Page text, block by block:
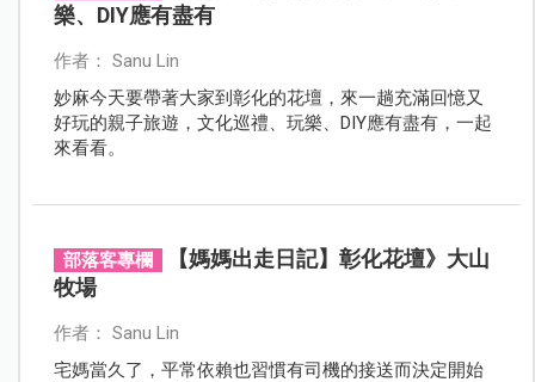
樂、DIY應有盡有
作者： Sanu Lin
妙麻今天要帶著大家到彰化的花壇，來一趟充滿回憶又
好玩的親子旅遊，文化巡禮、玩樂、DIY應有盡有，一起
來看看。
部落客專欄
【媽媽出走日記】彰化花壇》大山
牧場
作者： Sanu Lin
宅媽當久了，平常依賴也習慣有司機的接送而決定開始